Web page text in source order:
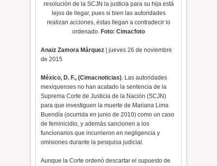
resolución de la SCJN la justicia para su hija está
lejos de llegar, pues si bien las autoridades
realizan acciones, éstas llegan a contradecir lo
ordenado. Foto: Cimacfoto
Anaiz Zamora Márquez | jueves 26 de noviembre
de 2015
México, D. F., (Cimacnoticias). Las autoridades
mexiquenses no han acatado la sentencia de la
Suprema Corte de Justicia de la Nación (SCJN)
para que investiguen la muerte de Mariana Lima
Buendía (ocurrida en junio de 2010) como un caso
de feminicidio, y además sancionen a los
funcionarios que incurrieron en negligencia y
omisiones durante la pesquisa judicial.
Aunque la Corte ordenó descartar el supuesto de